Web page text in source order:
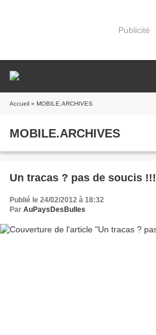
Publicité
Accueil » MOBILE.ARCHIVES
MOBILE.ARCHIVES
Un tracas ? pas de soucis !!!
Publié le 24/02/2012 à 18:32
Par AuPaysDesBulles